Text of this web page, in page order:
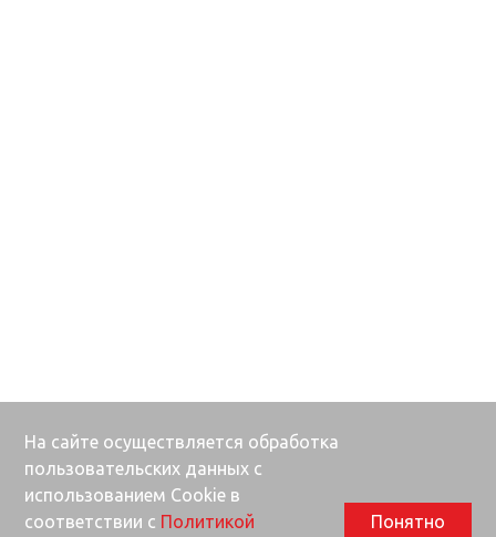
На сайте осуществляется обработка
пользовательских данных с
использованием Cookie в
соответствии с Политикой
Понятно